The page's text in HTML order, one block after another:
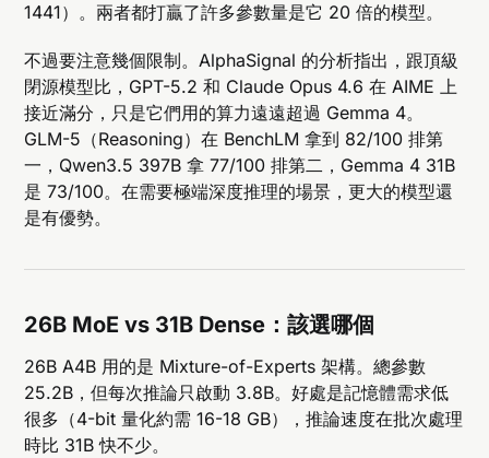
1441）。兩者都打贏了許多參數量是它 20 倍的模型。
不過要注意幾個限制。AlphaSignal 的分析指出，跟頂級
閉源模型比，GPT-5.2 和 Claude Opus 4.6 在 AIME 上
接近滿分，只是它們用的算力遠遠超過 Gemma 4。
GLM-5（Reasoning）在 BenchLM 拿到 82/100 排第
一，Qwen3.5 397B 拿 77/100 排第二，Gemma 4 31B
是 73/100。在需要極端深度推理的場景，更大的模型還
是有優勢。
26B MoE vs 31B Dense：該選哪個
26B A4B 用的是 Mixture-of-Experts 架構。總參數
25.2B，但每次推論只啟動 3.8B。好處是記憶體需求低
很多（4-bit 量化約需 16-18 GB），推論速度在批次處理
時比 31B 快不少。